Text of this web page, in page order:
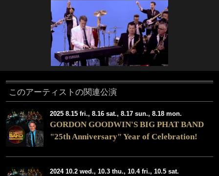
このアーティストの関連公演
2025 8.15 fri., 8.16 sat., 8.17 sun., 8.18 mon.
GORDON GOODWIN'S BIG PHAT BAND
"25th Anniversary" Year of Celebration!
2024 10.2 wed., 10.3 thu., 10.4 fri., 10.5 sat.